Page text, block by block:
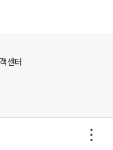
센터